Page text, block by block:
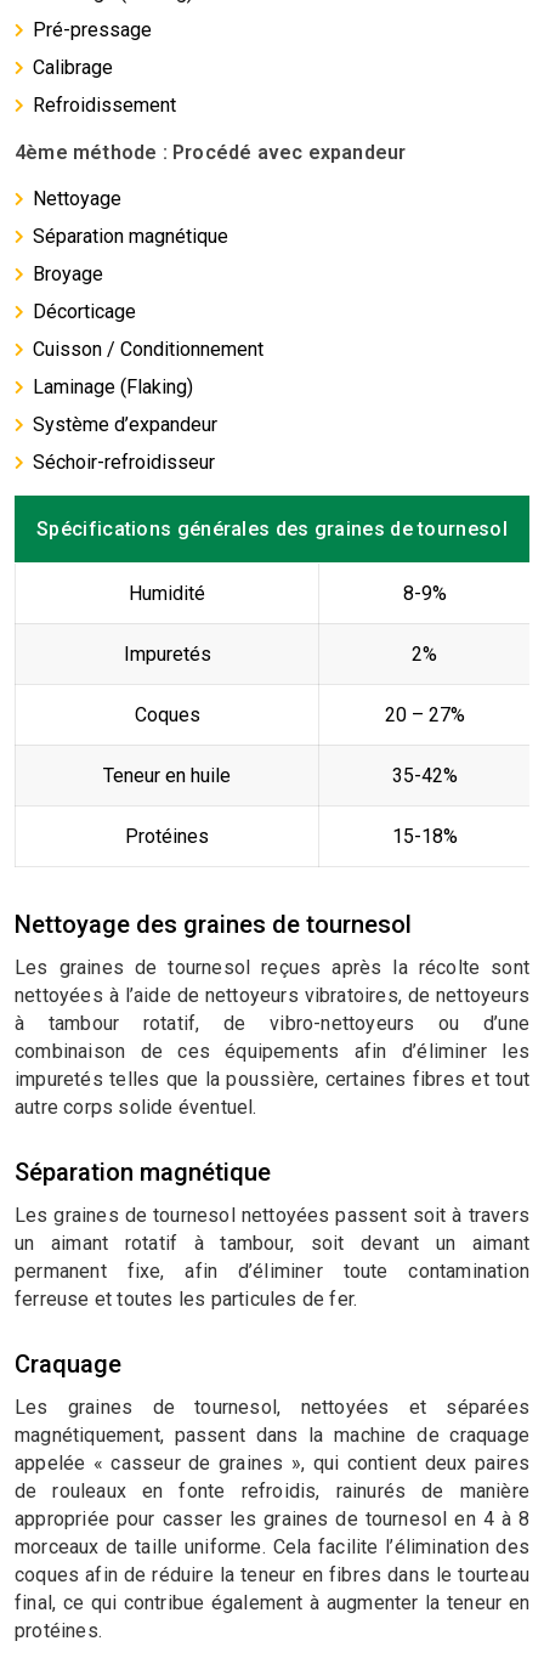
Pré-pressage
Calibrage
Refroidissement
4ème méthode : Procédé avec expandeur
Nettoyage
Séparation magnétique
Broyage
Décorticage
Cuisson / Conditionnement
Laminage (Flaking)
Système d’expandeur
Séchoir-refroidisseur
Spécifications générales des graines de tournesol
Humidité 8-9%
Impuretés 2%
Coques 20 – 27%
Teneur en huile 35-42%
Protéines 15-18%
Nettoyage des graines de tournesol
Les graines de tournesol reçues après la récolte sont
nettoyées à l’aide de nettoyeurs vibratoires, de nettoyeurs
à tambour rotatif, de vibro-nettoyeurs ou d’une
combinaison de ces équipements afin d’éliminer les
impuretés telles que la poussière, certaines fibres et tout
autre corps solide éventuel.
Séparation magnétique
Les graines de tournesol nettoyées passent soit à travers
un aimant rotatif à tambour, soit devant un aimant
permanent fixe, afin d’éliminer toute contamination
ferreuse et toutes les particules de fer.
Craquage
Les graines de tournesol, nettoyées et séparées
magnétiquement, passent dans la machine de craquage
appelée « casseur de graines », qui contient deux paires
de rouleaux en fonte refroidis, rainurés de manière
appropriée pour casser les graines de tournesol en 4 à 8
morceaux de taille uniforme. Cela facilite l’élimination des
coques afin de réduire la teneur en fibres dans le tourteau
final, ce qui contribue également à augmenter la teneur en
protéines.